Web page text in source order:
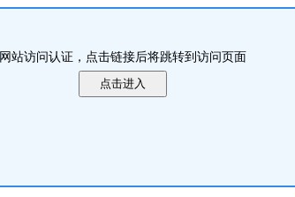
网站访问认证，点击链接后将跳转到访问页面